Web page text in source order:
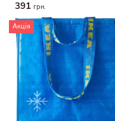
391 грн.
Акція